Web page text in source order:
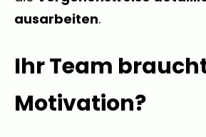
ausarbeiten.
Ihr Team
Motivation?